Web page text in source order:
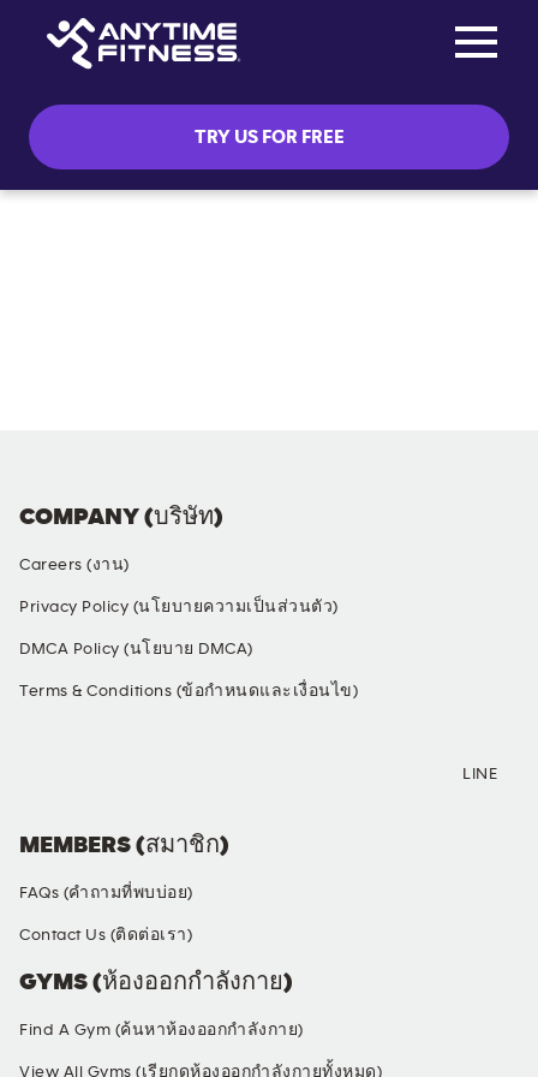
TRY US FOR FREE
COMPANY (บริษัท)
Careers (งาน)
Privacy Policy (นโยบายความเป็นส่วนตัว)
DMCA Policy (นโยบาย DMCA)
Terms & Conditions (ข้อกำหนดและเงื่อนไข)
GYMS (ห้องออกกำลังกาย)
Find A Gym (ค้นหาห้องออกกำลังกาย)
View All Gyms (เรียกดูห้องออกกำลังกายทั้งหมด)
MEMBERS (สมาชิก)
FAQs (คำถามที่พบบ่อย)
Contact Us (ติดต่อเรา)
LINE